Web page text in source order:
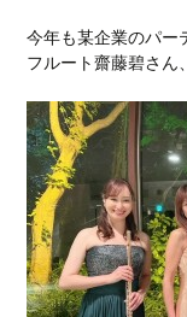
今年も某企業のパー
フルート齋藤碧さん